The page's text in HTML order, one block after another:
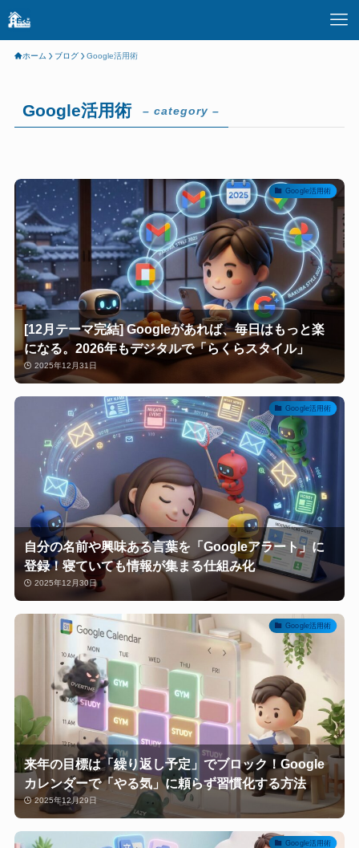
ホーム ブログ Google活用術
Google活用術 – category –
Google活用術
[12月テーマ完結] Googleがあれば、毎日はもっと楽
になる。2026年もデジタルで「らくらスタイル」
2025年12月31日
Google活用術
自分の名前や興味ある言葉を「Googleアラート」に
登録！寝ていても情報が集まる仕組み化
2025年12月30日
Google活用術
来年の目標は「繰り返し予定」でブロック！Google
カレンダーで「やる気」に頼らず習慣化する方法
2025年12月29日
Google活用術